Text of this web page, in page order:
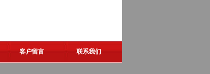
客户留言 联系我们